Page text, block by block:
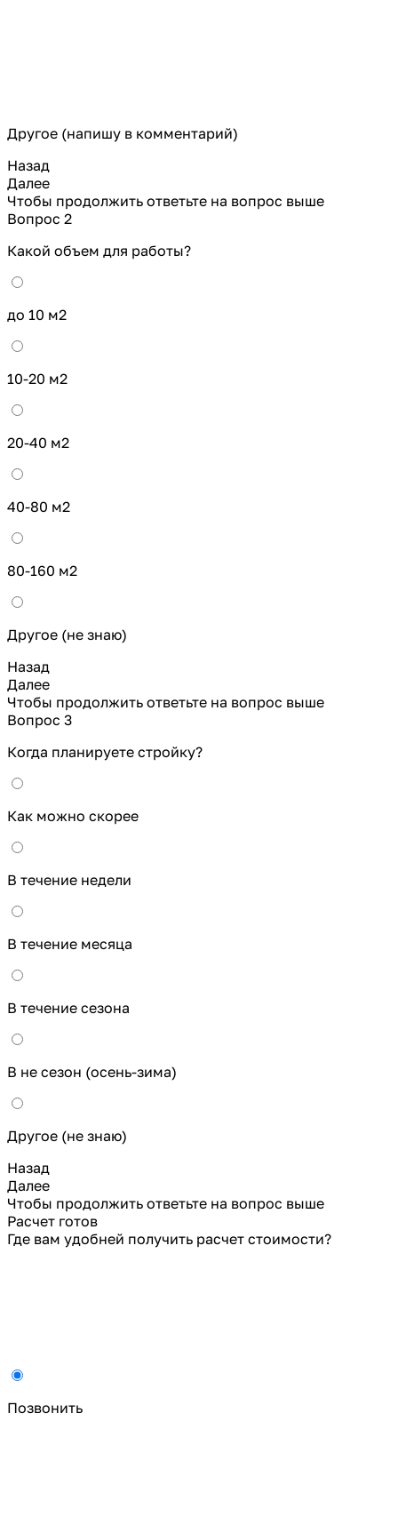
Другое (напишу в комментарий)
Назад
Далее
Чтобы продолжить ответьте на вопрос выше
Вопрос 2
Какой объем для работы?
до 10 м2
10-20 м2
20-40 м2
40-80 м2
80-160 м2
Другое (не знаю)
Назад
Далее
Чтобы продолжить ответьте на вопрос выше
Вопрос 3
Когда планируете стройку?
Как можно скорее
В течение недели
В течение месяца
В течение сезона
В не сезон (осень-зима)
Другое (не знаю)
Назад
Далее
Чтобы продолжить ответьте на вопрос выше
Расчет готов
Где вам удобней получить расчет стоимости?
Позвонить